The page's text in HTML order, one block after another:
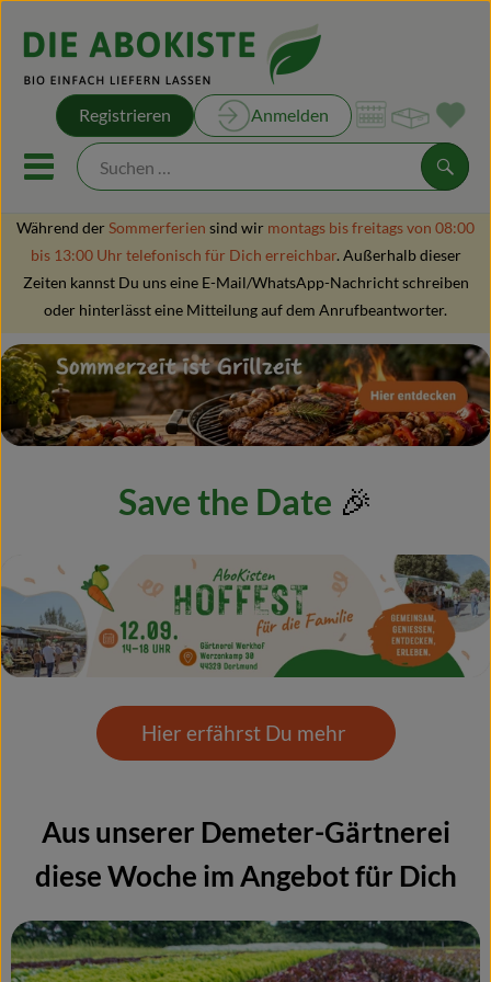
Registrieren Anmelden
Mobiles Menu öffnen oder
Unsere Kisten
Unsere Rezepte
Obst & Gemüse
Kühltheke
Getränke
Kosmetik & Drogerie
Angebote & Neues
Wir empfehlen
So geht's
Über uns
Veranstaltungen
Während derSommerferien sind wir montags bis freitags von 08:00
bis 13:00 Uhr telefonisch für Dich erreichbar. Außerhalb dieser
Zeiten kannst Du uns eine E-Mail/WhatsApp-Nachricht schreiben
oder hinterlässt eine Mitteilung auf dem Anrufbeantworter.
Save the Date 🎉
Hier erfährst Du mehr
Aus unserer Demeter-Gärtnerei
diese Woche im Angebot für Dich